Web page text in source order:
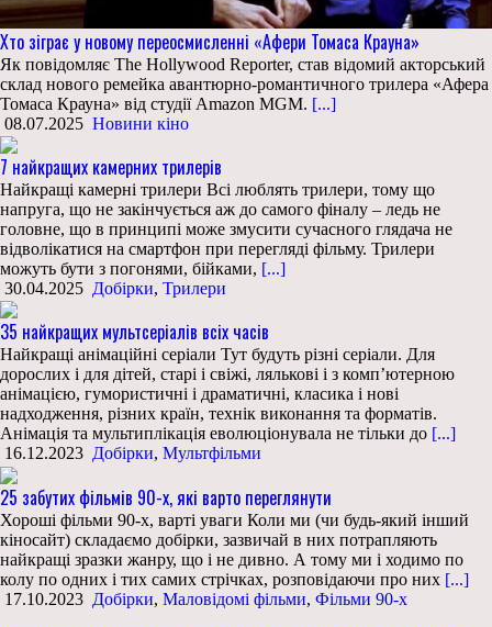
Хто зіграє у новому переосмисленні «Афери Томаса Крауна»
Як повідомляє The Hollywood Reporter, став відомий акторський
склад нового ремейка авантюрно-романтичного трилера «Афера
Томаса Крауна» від студії Amazon MGM. [...]
08.07.2025 Новини кіно
7 найкращих камерних трилерів
Найкращі камерні трилери Всі люблять трилери, тому що
напруга, що не закінчується аж до самого фіналу – ледь не
головне, що в принципі може змусити сучасного глядача не
відволікатися на смартфон при перегляді фільму. Трилери
можуть бути з погонями, бійками, [...]
30.04.2025 Добірки, Трилери
35 найкращих мультсеріалів всіх часів
Найкращі анімаційні серіали Тут будуть різні серіали. Для
дорослих і для дітей, старі і свіжі, лялькові і з комп’ютерною
анімацією, гумористичні і драматичні, класика і нові
надходження, різних країн, технік виконання та форматів.
Анімація та мультиплікація еволюціонувала не тільки до [...]
16.12.2023 Добірки, Мультфільми
25 забутих фільмів 90-х, які варто переглянути
Хороші фільми 90-х, варті уваги Коли ми (чи будь-який інший
кіносайт) складаємо добірки, зазвичай в них потрапляють
найкращі зразки жанру, що і не дивно. А тому ми і ходимо по
колу по одних і тих самих стрічках, розповідаючи про них [...]
17.10.2023 Добірки, Маловідомі фільми, Фільми 90-х